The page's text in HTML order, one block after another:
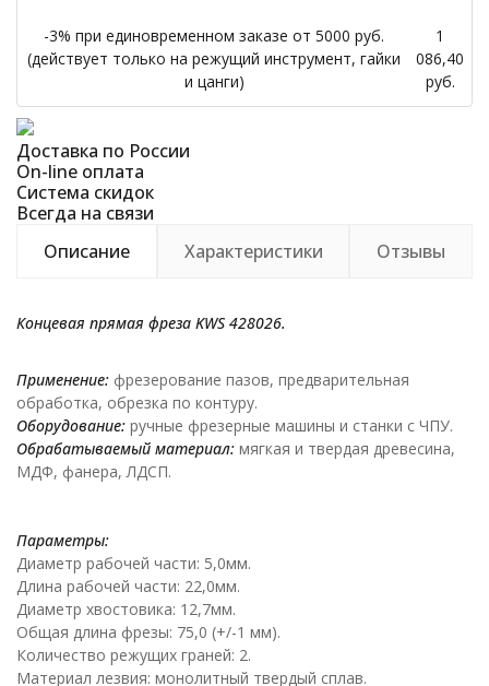
-3% при единовременном заказе от 5000 руб.
(действует только на режущий инструмент, гайки
и цанги)
1
086,40
руб.
Доставка по России
On-line оплата
Система скидок
Всегда на связи
Описание
Характеристики Отзывы
Концевая прямая фреза KWS 428026.
Применение: фрезерование пазов, предварительная
обработка, обрезка по контуру.
Оборудование: ручные фрезерные машины и станки с ЧПУ.
Обрабатываемый материал: мягкая и твердая древесина,
МДФ, фанера, ЛДСП.
Параметры:
Диаметр рабочей части: 5,0мм.
Длина рабочей части: 22,0мм.
Диаметр хвостовика: 12,7мм.
Общая длина фрезы: 75,0 (+/-1 мм).
Количество режущих граней: 2.
Материал лезвия: монолитный твердый сплав.